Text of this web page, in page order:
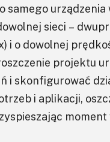
urządzenia
sieci –
i o dowolnej
projektu
i skonfigurować
i aplikacji,